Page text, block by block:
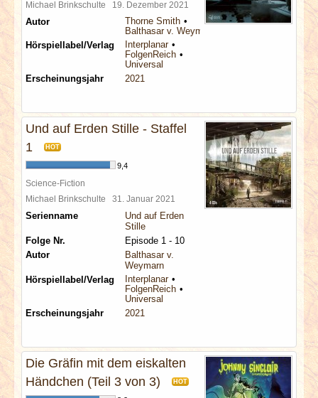
Michael Brinkschulte 19. Dezember 2021
Autor
Thorne Smith
Balthasar v. Weymarn
Hörspiellabel/Verlag
Interplanar
FolgenReich
Universal
Erscheinungsjahr
2021
Und auf Erden Stille - Staffel
1
HOT
9,4
Science-Fiction
Michael Brinkschulte 31. Januar 2021
Serienname
Und auf Erden
Stille
Folge Nr.
Episode 1 - 10
Autor
Balthasar v.
Weymarn
Hörspiellabel/Verlag
Interplanar
FolgenReich
Universal
Erscheinungsjahr
2021
Die Gräfin mit dem eiskalten
Händchen (Teil 3 von 3)
HOT